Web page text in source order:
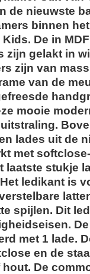
de nieuwste
binnen
De in
zijn gelakt in
zijn van
van de
mooie
lades uit de
met
laatste stukje
ledikant is
spijlen. Dit
met 1 lade.
en de
hout. De